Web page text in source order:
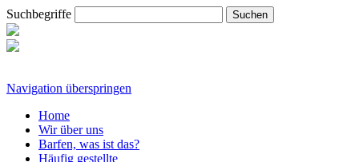
Suchbegriffe
Navigation überspringen
Home
Wir über uns
Barfen, was ist das?
Häufig gestellte